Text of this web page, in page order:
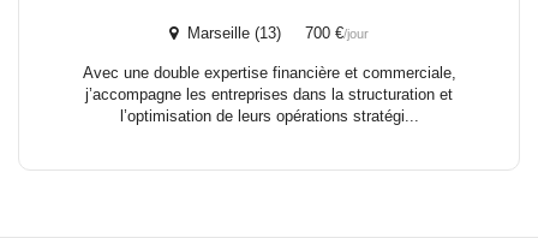
Marseille (13) 700 €/jour
Avec une double expertise financière et commerciale,
j’accompagne les entreprises dans la structuration et
l’optimisation de leurs opérations stratégi...